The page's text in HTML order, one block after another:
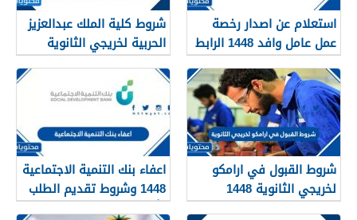
استعلام عن اصدار رخصة
عمل عامل وافد 1448 الرابط
والطريقة بالتفصيل
شروط كلية الملك عبدالعزيز
الحربية لخريجي الثانوية
1448
شروط القبول في ارامكو
لخريجي الثانوية 1448
اعفاء بنك التنمية الاجتماعية
1448 وشروط تقديم الطلب
وأهم الأوراق والمستندات